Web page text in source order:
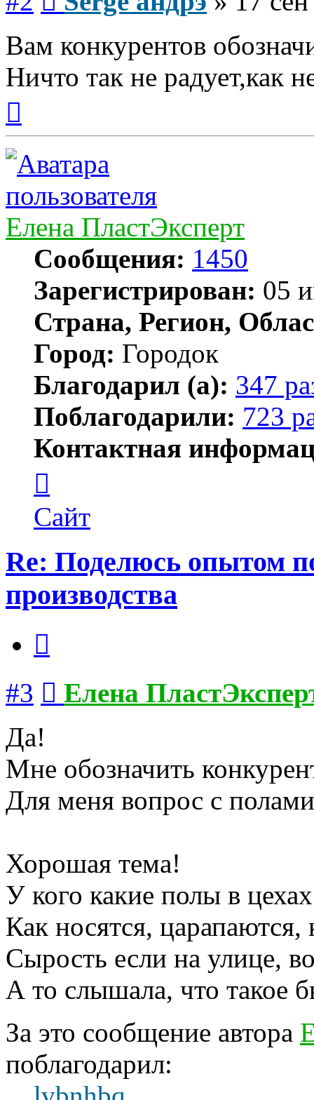
Вам конкурентов
Ничто так не радует,как
началу
Елена ПластЭксперт
Сообщения: 1450
Зарегистрирован: 05
Страна, Регион,
Город: Городок
Благодарил (а): 347
Поблагодарили: 723
Контактная
пользователя
Елена
ПластЭксперт
Сайт
Re: Поделюсь опытом
производства
#3
Елена
Да!
Мне обозначить
Для меня вопрос с
Хорошая тема!
У кого какие полы в
Как носятся,
Сырость если на улице,
А то слышала, что такое
За это сообщение автора
поблагодарил: